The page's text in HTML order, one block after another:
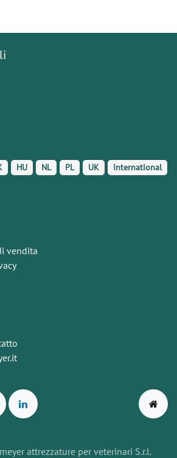
HU NL PL UK International
vendita
attrezzature per veterinari S.r.l.